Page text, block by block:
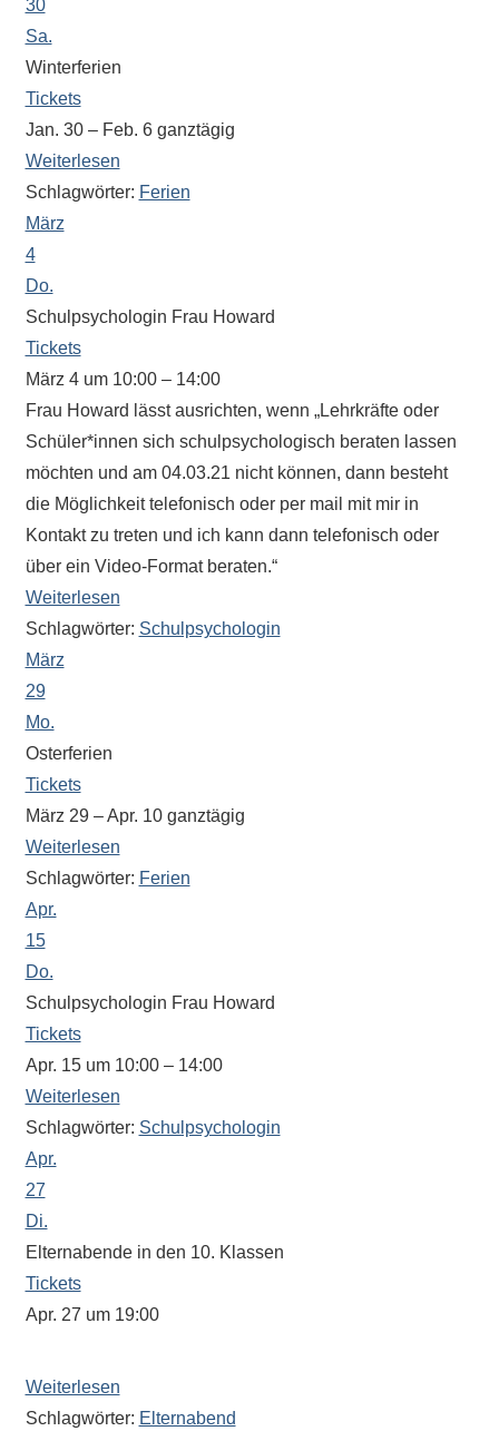
oder
oder
Reise
–
unsere
Schülerinnen
und
Schüler
sind
dabei!
Sollten
Sie
einmal
finden,
stehen
am
Ende
jeder
Seite
verschiedene
Möglichkeiten
der
Suche
zur
30
Sa.
Winterferien
Tickets
Jan. 30 – Feb. 6 ganztägig
Weiterlesen
Schlagwörter: Ferien
März
4
Do.
Schulpsychologin Frau Howard
Tickets
März 4 um 10:00 – 14:00
Frau Howard lässt ausrichten, wenn „Lehrkräfte oder
Schüler*innen sich schulpsychologisch beraten lassen
möchten und am 04.03.21 nicht können, dann besteht
die Möglichkeit telefonisch oder per mail mit mir in
Kontakt zu treten und ich kann dann telefonisch oder
über ein Video-Format beraten.“
Weiterlesen
Schlagwörter: Schulpsychologin
März
29
Mo.
Osterferien
Tickets
März 29 – Apr. 10 ganztägig
Weiterlesen
Schlagwörter: Ferien
Apr.
15
Do.
Schulpsychologin Frau Howard
Tickets
Apr. 15 um 10:00 – 14:00
Weiterlesen
Schlagwörter: Schulpsychologin
Apr.
27
Di.
Elternabende in den 10. Klassen
Tickets
Apr. 27 um 19:00
Weiterlesen
Schlagwörter: Elternabend